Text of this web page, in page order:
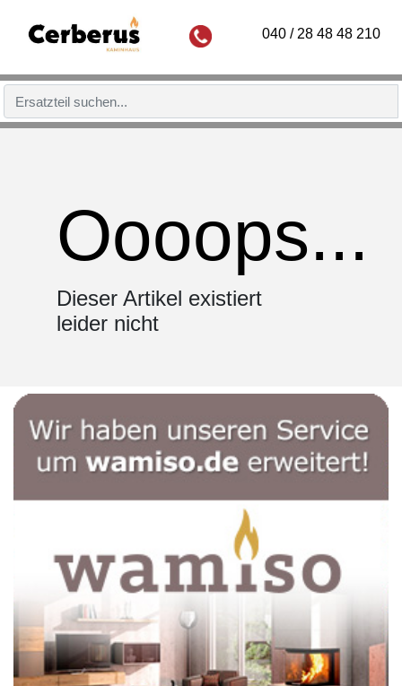
040 / 28 48 48 210
Oooops...
Dieser Artikel existiert
leider nicht